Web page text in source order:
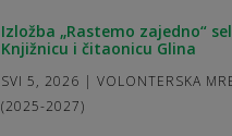
Izložba „Rastemo zajedno“
Knjižnicu i čitaonicu Glina
SVI 5, 2026 | VOLONTERSKA
(2025-2027)